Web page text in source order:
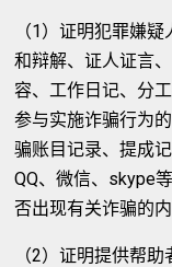
（1）证明犯罪嫌
和辩解、证人证言
容、工作日记、分
参与实施诈骗行为
骗账目记录、提成
QQ、微信、skype
否出现有关诈骗的
（2）证明提供帮